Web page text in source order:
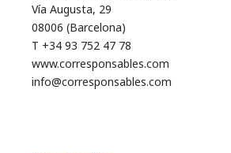
Vía Augusta, 29
08006 (Barcelona)
T +34 93 752 47 78
www.corresponsables.com
info@corresponsables.com